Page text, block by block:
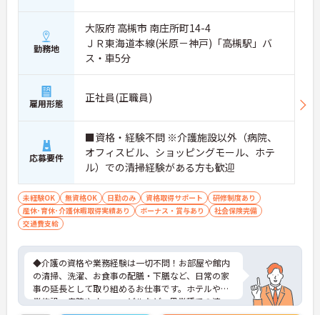
勤務地
大阪府 高槻市 南庄所町14-4
ＪＲ東海道本線(米原－神戸)「高槻駅」バ
ス・車5分
雇用形態 正社員(正職員)
応募要件
■資格・経験不問 ※介護施設以外（病院、
オフィスビル、ショッピングモール、ホテ
ル）での清掃経験がある方も歓迎
未経験OK 無資格OK 日勤のみ 資格取得サポート
研修制度あり
産休･育休･介護休暇取得実績あり
ボーナス・賞与あり
社会保険完備
交通費支給
◆介護の資格や業務経験は一切不問！お部屋や館内
の清掃、洗濯、お食事の配膳・下膳など、日常の家
事の延長として取り組めるお仕事です。ホテルや商
業施設、病院やオフィスビルなど、異業種での清